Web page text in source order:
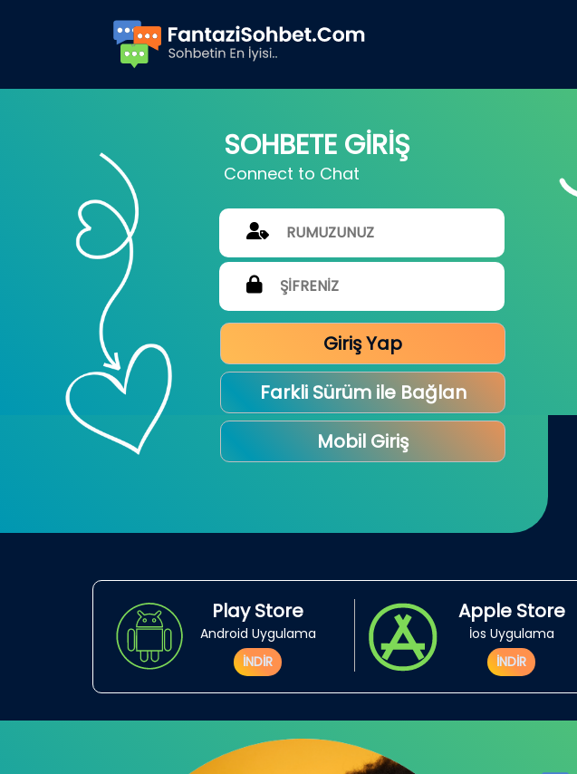
SOHBETE GİRİŞ
Connect to Chat
Giriş Yap
Farkli Sürüm ile Bağlan
Mobil Giriş
Play Store
Android Uygulama
İNDİR
Apple Store
İos Uygulama
İNDİR